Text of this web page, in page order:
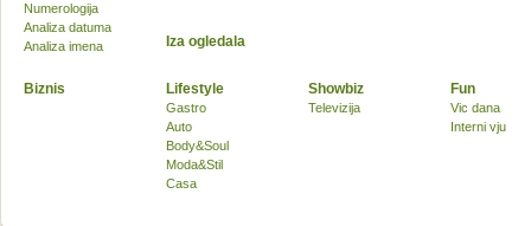
Biznis Lifestyle
Gastro
Auto
Body&Soul
Moda&Stil
Casa
Showbiz
Televizija
Fun
Vic dana
Interni vju
Numerologija
Analiza datuma
Analiza imena
Iza ogledala